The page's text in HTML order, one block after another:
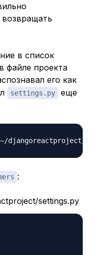
в список
файле проекта
его как
settings.py
еще
:
settings.py